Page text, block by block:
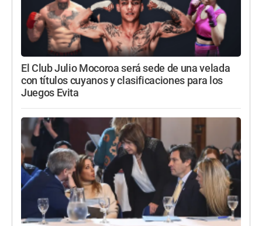
El Club Julio Mocoroa será sede de una velada
con títulos cuyanos y clasificaciones para los
Juegos Evita